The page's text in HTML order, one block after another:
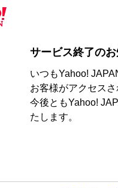
サービス終了の
いつもYahoo!
お客様がアクセス
今後ともYahoo!
たします。